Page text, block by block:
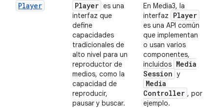
Player Player es una
interfaz que
define
capacidades
tradicionales de
alto nivel para un
reproductor de
medios, como la
capacidad de
reproducir,
pausar y buscar.
En Media3, la
interfaz
Player
es una API común
que implementan
o usan varios
componentes,
incluidos Media
Session y
Media
Controller , por
ejemplo.